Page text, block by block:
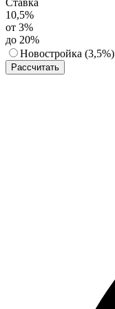
Ставка
10,5%
от 3%
до 20%
Новостройка (3,5%)
Рассчитать